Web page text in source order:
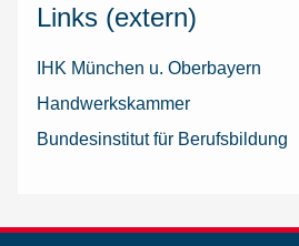
Links (extern)
IHK München u. Oberbayern
Handwerkskammer
Bundesinstitut für Berufsbildung